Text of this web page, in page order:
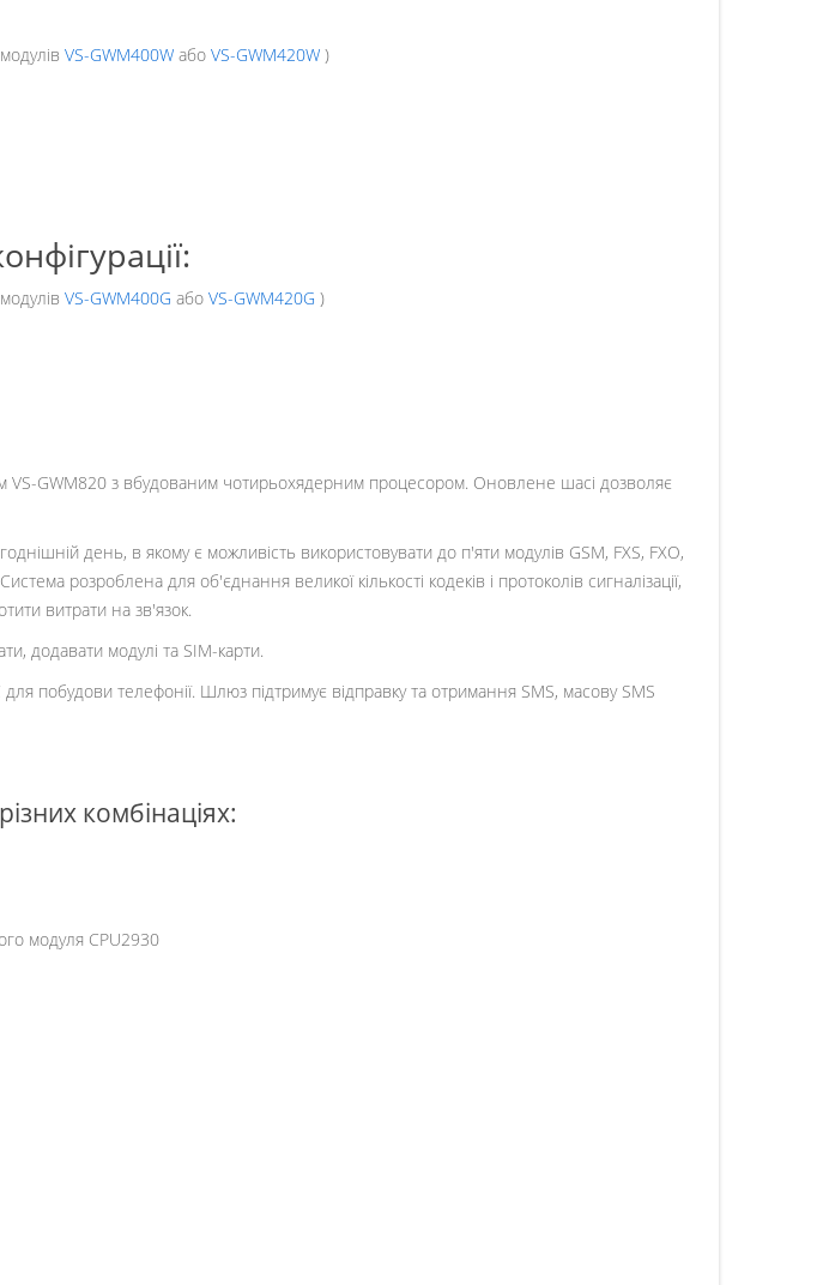
VS-GWM400W або VS-GWM420W )
VS-GWM400G або VS-GWM420G )
GWM820 з вбудованим чотирьохядерним процесором. Оновлене шасі дозволяє
день, в якому є можливість використовувати до п'яти модулів GSM, FXS, FXO,
розроблена для об'єднання великої кількості кодеків і протоколів сигналізації,
витрати на зв'язок.
додавати модулі та SIM-карти.
побудови телефонії. Шлюз підтримує відправку та отримання SMS, масову SMS
комбінаціях:
модуля CPU2930